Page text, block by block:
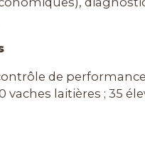
de
vaches laitières ; 35